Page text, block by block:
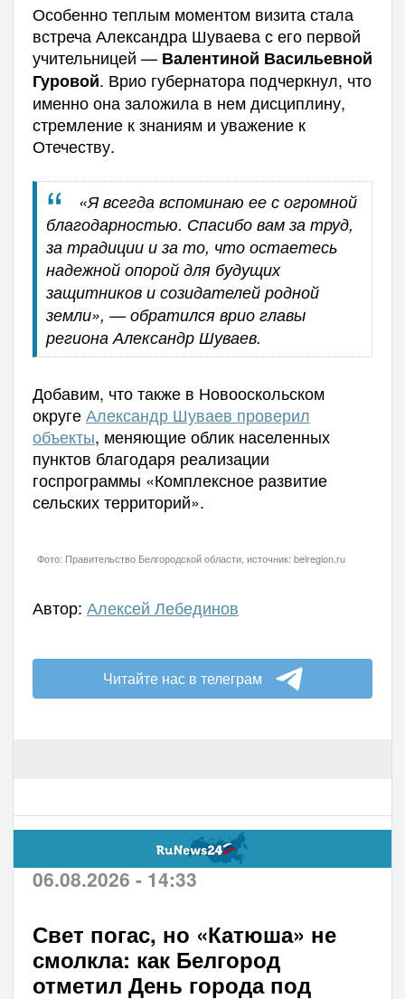
Особенно теплым моментом визита стала
встреча Александра Шуваева с его первой
учительницей — Валентиной Васильевной
Гуровой. Врио губернатора подчеркнул, что
именно она заложила в нем дисциплину,
стремление к знаниям и уважение к
Отечеству.
«Я всегда вспоминаю ее с огромной
благодарностью. Спасибо вам за труд,
за традиции и за то, что остаетесь
надежной опорой для будущих
защитников и созидателей родной
земли», — обратился врио главы
региона Александр Шуваев.
Добавим, что также в Новооскольском
округеАлександр Шуваев проверил
объекты, меняющие облик населенных
пунктов благодаря реализации
госпрограммы «Комплексное развитие
сельских территорий».
Фото: Правительство Белгородской области, источник: belregion.ru
Автор: Алексей Лебединов
Читайте нас в телеграм
06.08.2026 - 14:33
Свет погас, но «Катюша» не
смолкла: как Белгород
отметил День города под